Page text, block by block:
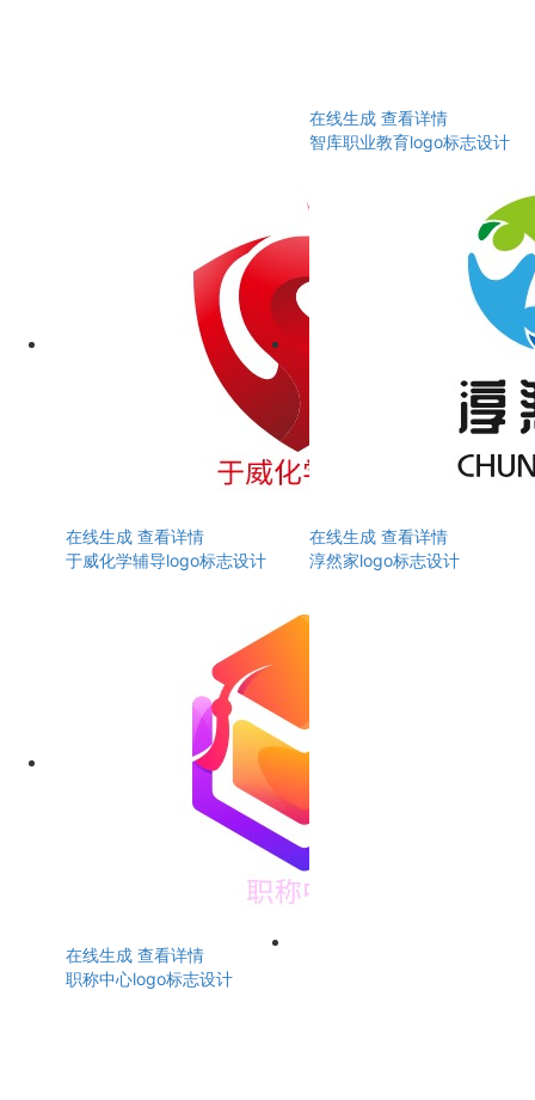
在线生成 查看详情
智库职业教育logo标志设计
在线生成 查看详情
于威化学辅导logo标志设计
在线生成 查看详情
淳然家logo标志设计
在线生成 查看详情
职称中心logo标志设计